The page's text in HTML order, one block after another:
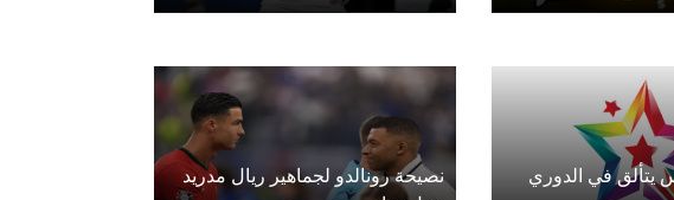
يتألق في الدوري
نصيحة رونالدو لجماهير ريال مدريد